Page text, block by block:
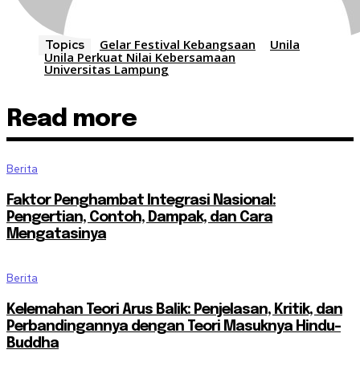
Topics Gelar Festival Kebangsaan
Unila
Unila Perkuat Nilai Kebersamaan
Universitas Lampung
Read more
Berita
Faktor Penghambat Integrasi Nasional:
Pengertian, Contoh, Dampak, dan Cara
Mengatasinya
Berita
Kelemahan Teori Arus Balik: Penjelasan, Kritik, dan
Perbandingannya dengan Teori Masuknya Hindu-
Buddha